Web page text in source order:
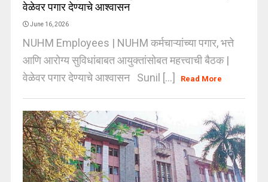
वेळेवर पगार देण्याचे आश्वासन
June 16, 2026
NUHM Employees | NUHM कर्मचाऱ्यांच्या पगार, भत्ते
आणि आरोग्य सुविधांबाबत आयुक्तांसोबत महत्त्वाची बैठक |
वेळेवर पगार देण्याचे आश्वासन Sunil [...]
Read More